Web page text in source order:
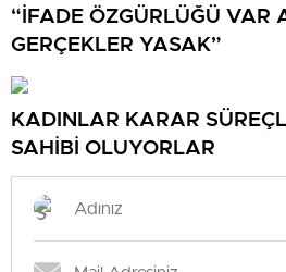
“İFADE ÖZGÜRLÜĞÜ VAR
GERÇEKLER YASAK”
KADINLAR KARAR
SAHİBİ OLUYORLAR